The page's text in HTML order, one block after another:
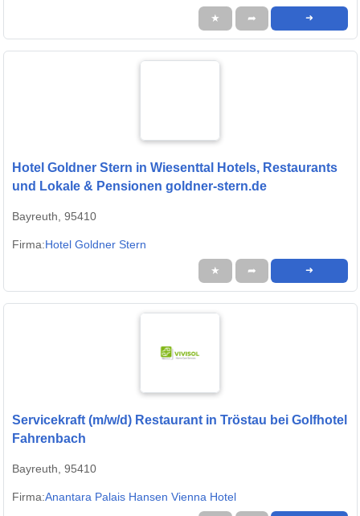
★ ➦ ➜
Hotel Goldner Stern in Wiesenttal Hotels, Restaurants
und Lokale & Pensionen goldner-stern.de
Bayreuth, 95410
Firma:Hotel Goldner Stern
★ ➦ ➜
Servicekraft (m/w/d) Restaurant in Tröstau bei Golfhotel
Fahrenbach
Bayreuth, 95410
Firma:Anantara Palais Hansen Vienna Hotel